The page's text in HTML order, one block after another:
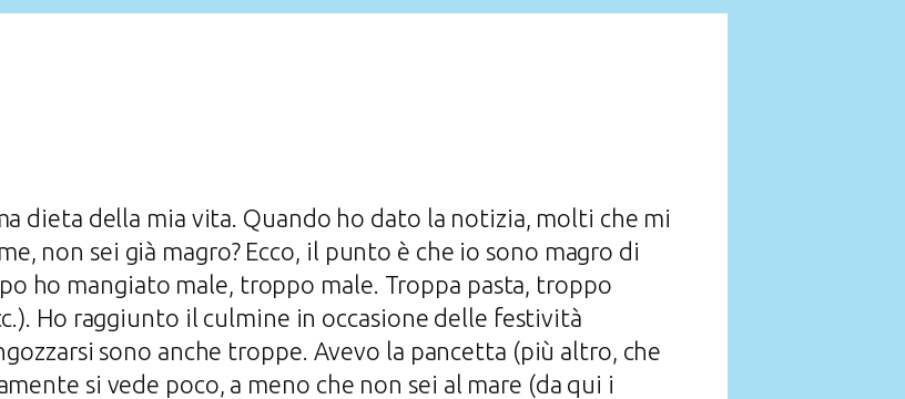
dieta della mia vita. Quando ho dato la notizia, molti che mi
non sei già magro? Ecco, il punto è che io sono magro di
ho mangiato male, troppo male. Troppa pasta, troppo
Ho raggiunto il culmine in occasione delle festività
sono anche troppe. Avevo la pancetta (più altro, che
si vede poco, a meno che non sei al mare (da qui i